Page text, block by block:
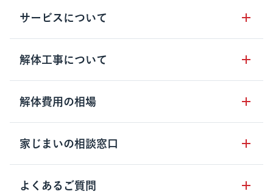
サービスについて
サービスの流れ
サービスのメリット
クラッソーネの自治体連携
解体工事について
解体工事の基礎知識
解体工事に関わる法律
用語集
解体費用の相場
木造住宅の相場
鉄骨造住宅の相場
RC造住宅の相場
家じまいの相談窓口
家じまいの相談窓口
よくあるご質問